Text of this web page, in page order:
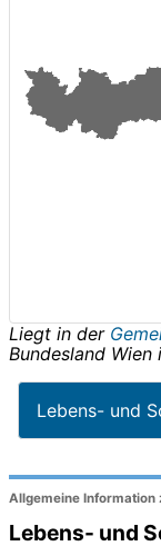
Liegt in der
Bundesland Wien
Lebens- und
Allgemeine Information
Lebens- und